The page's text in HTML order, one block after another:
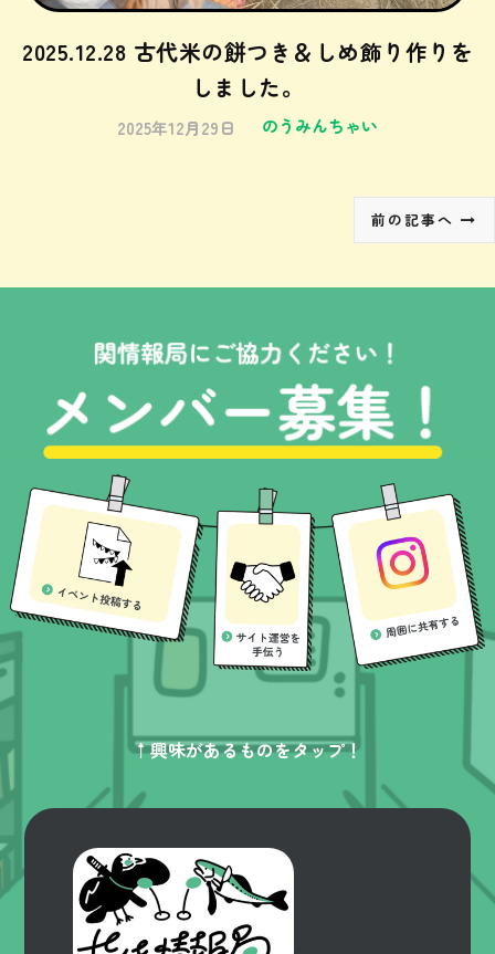
2025.12.28 古代米の餅つき＆しめ飾り作りを
しました。
2025年12月29日 のうみんちゃい
前の記事へ
↑興味があるものをタップ！